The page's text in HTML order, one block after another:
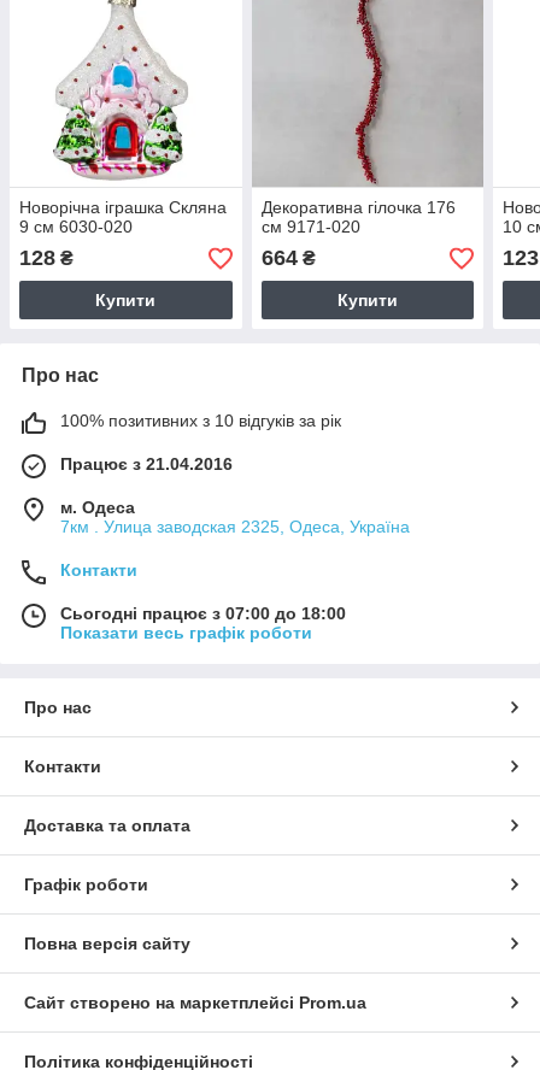
Новорічна іграшка Скляна
9 см 6030-020
128 ₴
Купити
Декоративна гілочка 176
см 9171-020
664₴
Купити
10
123
Про нас
100% позитивних з 10 відгуків за рік
Працює з 21.04.2016
м. Одеса
7км . Улица заводская 2325, Одеса, Україна
Контакти
Сьогодні працює з 07:00 до 18:00
Показати весь графік роботи
Про нас
Контакти
Доставка та оплата
Графік роботи
Повна версія сайту
Сайт створено на маркетплейсі Prom.ua
Політика конфіденційності